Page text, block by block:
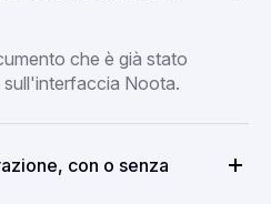
che è già stato
Noota.
con o senza